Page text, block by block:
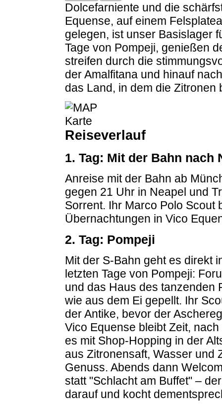
Dolcefarniente und die
Equense, auf einem
gelegen, ist unser Basislager
Tage von Pompeji, genießen
streifen durch die
der Amalfitana und hinauf
das Land, in dem die
Reiseverlauf
1. Tag: Mit der Bahn nach
Anreise mit der Bahn ab
gegen 21 Uhr in Neapel und
Sorrent. Ihr Marco Polo Scout
Übernachtungen in Vico
2. Tag: Pompeji
Mit der S-Bahn geht es direkt
letzten Tage von Pompeji:
und das Haus des tanzenden
wie aus dem Ei gepellt. Ihr
der Antike, bevor der
Vico Equense bleibt Zeit,
es mit Shop-Hopping in der
aus Zitronensaft, Wasser und
Genuss. Abends dann
statt "Schlacht am Buffet" –
darauf und kocht